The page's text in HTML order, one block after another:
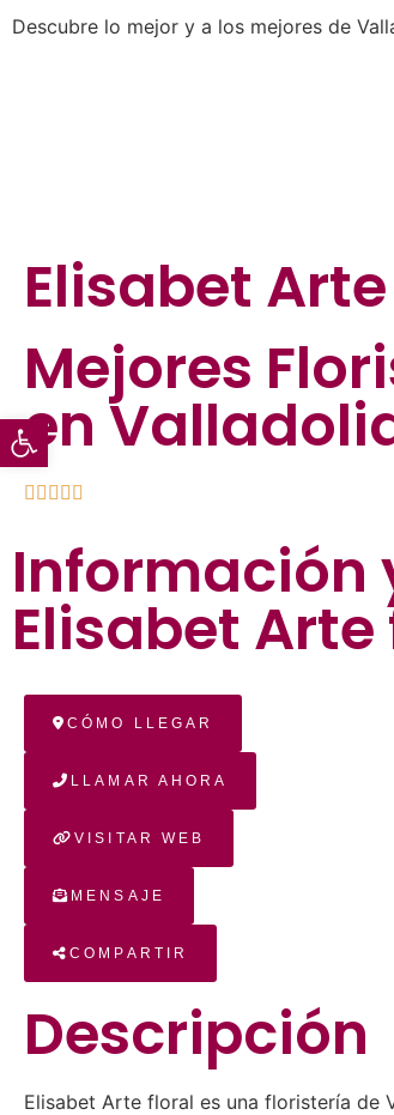
Descubre lo mejor y a los mejores de
Elisabet
Mejores
en
    
Información
Elisabet
CÓMO LLEGAR
LLAMAR AHORA
VISITAR WEB
MENSAJE
COMPARTIR
Descripción
Elisabet Arte floral es una floristería de
Abrir barra de herramientas